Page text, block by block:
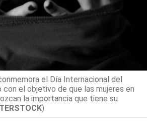
el Día Internacional del
con el objetivo de que las mujeres en
la importancia que tiene su
)